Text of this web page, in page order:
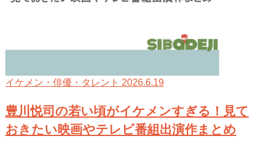
イケメン・俳優・タレント 2026.6.19
豊川悦司の若い頃がイケメンすぎる！見て
おきたい映画やテレビ番組出演作まとめ